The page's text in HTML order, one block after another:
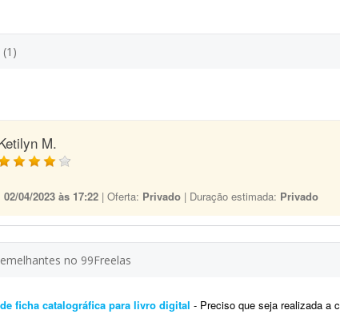
M.
02/04/2023 às 17:22 | Oferta: Privado | Duração estimada: Privado
no 99Freelas
ficha catalográfica para livro digital - Preciso que seja realizada a